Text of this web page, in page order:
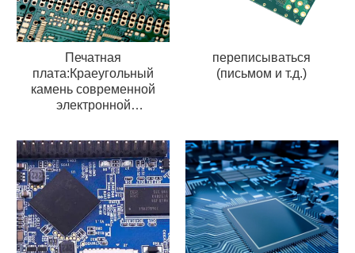
Печатная
плата:Краеугольный
камень современной
электронной
переписываться
(письмом и т.д.)